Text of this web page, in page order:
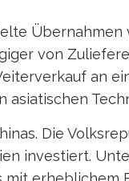
von
an
asiatischen
Die
investiert.